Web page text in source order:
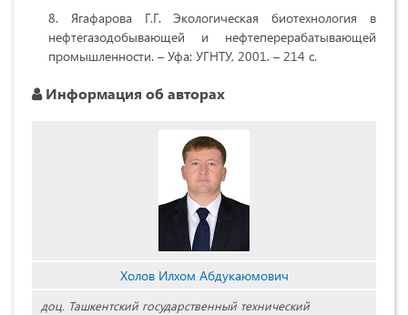
Ягафарова Г.Г. Экологическая биотехнология в
нефтегазодобывающей и нефтеперерабатывающей
промышленности. – Уфа: УГНТУ, 2001. – 214 с.
Информация об авторах
Холов Илхом Абдукаюмович
доц. Ташкентский государственный технический